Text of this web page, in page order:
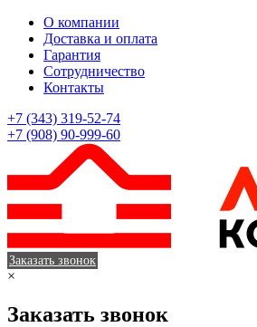
О компании
Доставка и оплата
Гарантия
Сотрудничество
Контакты
+7 (343) 319-52-74
+7 (908) 90-999-60
Заказать звонок
×
Заказать звонок